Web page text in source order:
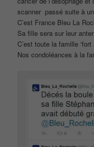
scanner passé suite à
C’est France Bleu La
Sa fille sera sur leur
C’est toute la famille
Nos condoléances à la